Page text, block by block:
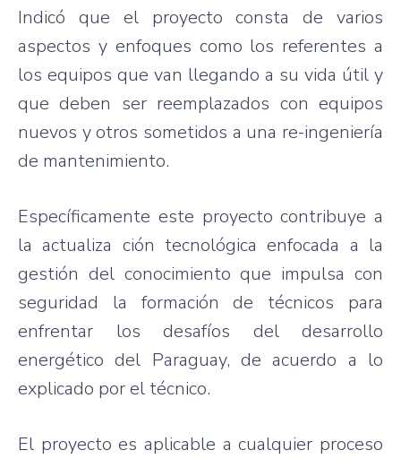
Indicó que el proyecto consta devarios
aspectos y enfoques como los referentes a
los equipos que van llegando a su vida útil y
que deben ser reemplazados conequipos
nuevos yotros sometidos a una re-ingeniería
de mantenimiento.
Específicamente este proyecto contribuye a
laactualiza ción tecnológica enfocada a la
gestión del conocimiento que impulsa con
seguridad laformación de técnicos
para
enfrentar los desafíos del desarrollo
energético del Paraguay, deacuerdo a lo
explicado porel técnico.
El proyecto es aplicable acualquier proceso